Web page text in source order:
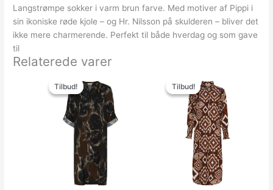
Langstrømpe sokker i varm brun farve. Med motiver af Pippi i
sin ikoniske røde kjole – og Hr. Nilsson på skulderen – bliver det
ikke mere charmerende. Perfekt til både hverdag og som gave
til
Relaterede varer
Tilbud!
Tilbud!
oprindelige
pris
var:
399.00kr..
pris
er:
150.00kr..
Tilbud!
Tilbud!
oprindelige
pris
var:
449.00kr..199.95kr..